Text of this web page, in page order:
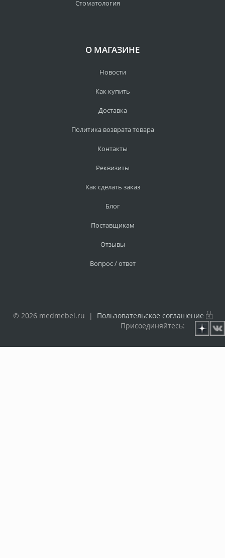
Стоматология
О МАГАЗИНЕ
Новости
Как купить
Доставка
Политика возврата товара
Контакты
Реквизиты
Как сделать заказ
Блог
Поставщикам
Отзывы
Вопрос / ответ
© 2026 medmebel.ru | Пользовательское соглашение
Присоединяйтесь: